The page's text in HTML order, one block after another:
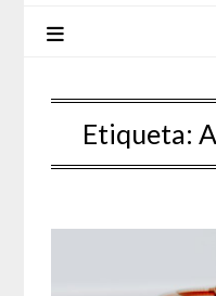
Etiqueta: